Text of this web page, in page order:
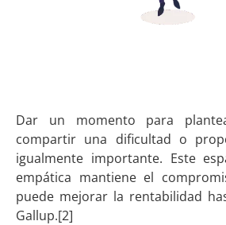
Dar un momento para
compartir una dificultad o
igualmente importante. Este
empática mantiene el
puede mejorar la rentabilidad
Gallup.[2]